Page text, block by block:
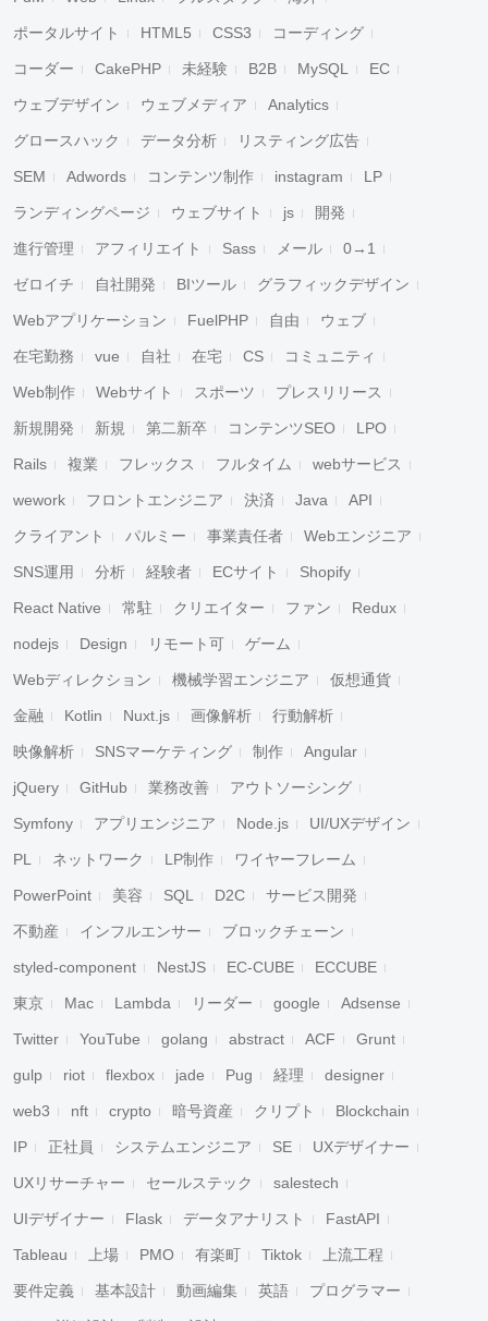
ポータルサイト HTML5 CSS3 コーディング
コーダー CakePHP 未経験 B2B MySQL EC
ウェブデザイン ウェブメディア Analytics
グロースハック データ分析 リスティング広告
SEM Adwords コンテンツ制作 instagram LP
ランディングページ ウェブサイト js 開発
進行管理 アフィリエイト Sass メール 0→1
ゼロイチ 自社開発 BIツール グラフィックデザイン
Webアプリケーション FuelPHP 自由 ウェブ
在宅勤務 vue 自社 在宅 CS コミュニティ
Web制作 Webサイト スポーツ プレスリリース
新規開発 新規 第二新卒 コンテンツSEO LPO
Rails 複業 フレックス フルタイム webサービス
wework フロントエンジニア 決済 Java API
クライアント パルミー 事業責任者 Webエンジニア
SNS運用 分析 経験者 ECサイト Shopify
React Native 常駐 クリエイター ファン Redux
nodejs Design リモート可 ゲーム
Webディレクション 機械学習エンジニア 仮想通貨
金融 Kotlin Nuxt.js 画像解析 行動解析
映像解析 SNSマーケティング 制作 Angular
jQuery GitHub 業務改善 アウトソーシング
Symfony アプリエンジニア Node.js UI/UXデザイン
PL ネットワーク LP制作 ワイヤーフレーム
PowerPoint 美容 SQL D2C サービス開発
不動産 インフルエンサー ブロックチェーン
styled-component NestJS EC-CUBE ECCUBE
東京 Mac Lambda リーダー google Adsense
Twitter YouTube golang abstract ACF Grunt
gulp riot flexbox jade Pug 経理 designer
web3 nft crypto 暗号資産 クリプト Blockchain
IP 正社員 システムエンジニア SE UXデザイナー
UXリサーチャー セールステック salestech
UIデザイナー Flask データアナリスト FastAPI
Tableau 上場 PMO 有楽町 Tiktok 上流工程
要件定義 基本設計 動画編集 英語 プログラマー